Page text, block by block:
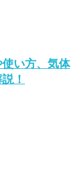
い方、気体
！